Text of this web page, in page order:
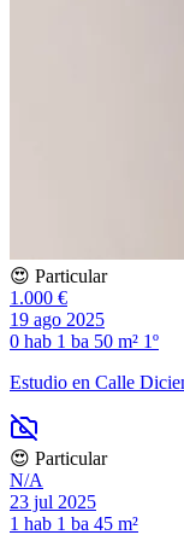
😍 Particular
1.000 €
19 ago 2025
0 hab 1 ba 50 m² 1º
Estudio en Calle
😍 Particular
N/A
23 jul 2025
1 hab 1 ba 45 m²